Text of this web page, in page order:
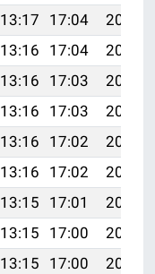
13:17 17:04
20:13
13:16 17:04
20:12
13:16 17:03
20:10
13:16 17:03
20:09
13:16 17:02
20:08
13:16 17:02
20:06
13:15 17:01
20:05
13:15 17:00
20:04
13:15 17:00
20:02